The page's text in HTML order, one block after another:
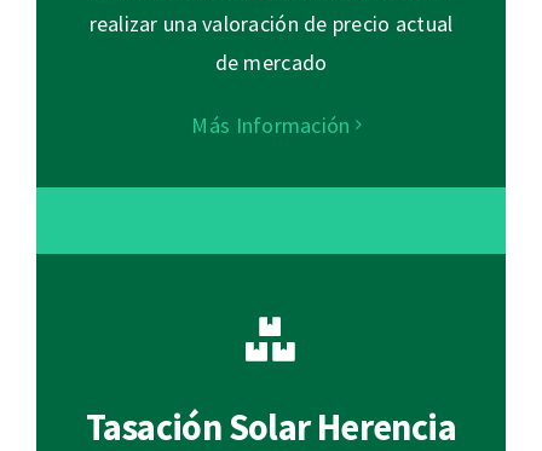
realizar una valoración de precio actual
de mercado
Más Información
Tasación Solar Herencia